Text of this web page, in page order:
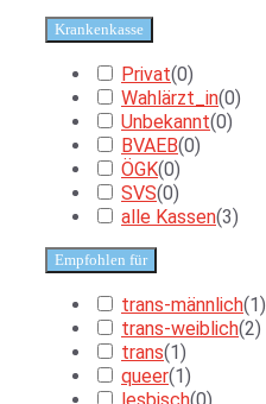
Krankenkasse
Privat(0)
Wahlärzt_in(0)
Unbekannt(0)
BVAEB(0)
ÖGK(0)
SVS(0)
alle Kassen(3)
Empfohlen für
trans-männlich(1)
trans-weiblich(2)
trans(1)
queer(1)